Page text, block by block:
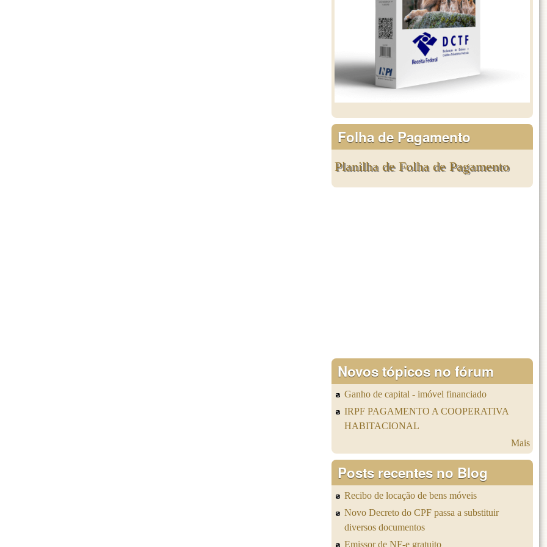
Folha de Pagamento
Planilha de Folha de Pagamento
Novos tópicos no fórum
Ganho de capital - imóvel financiado
IRPF PAGAMENTO A COOPERATIVA
HABITACIONAL
Mais
Posts recentes no Blog
Recibo de locação de bens móveis
Novo Decreto do CPF passa a substituir
diversos documentos
Emissor de NF-e gratuito